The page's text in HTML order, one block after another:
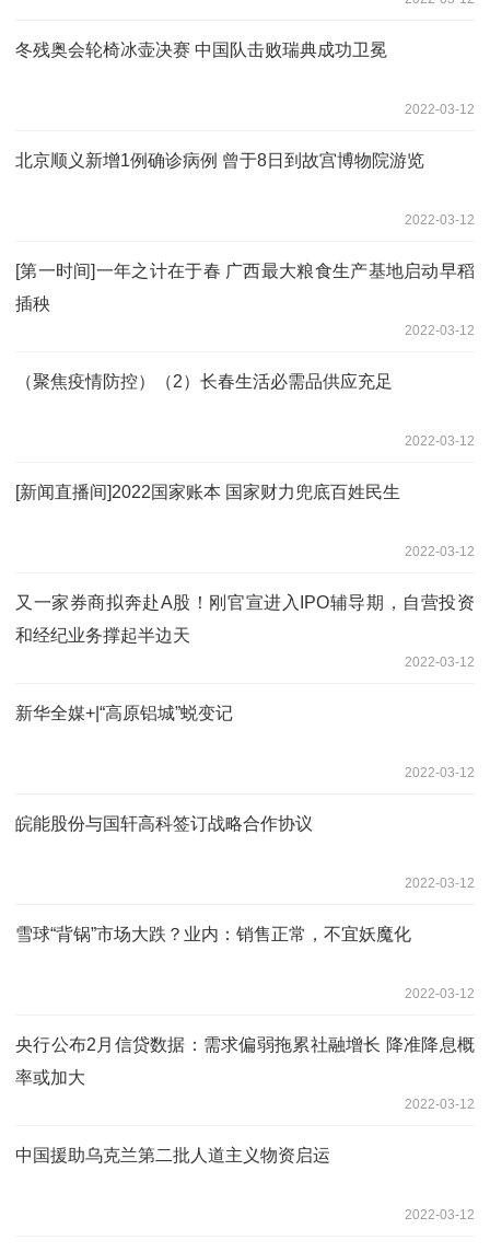
冬残奥会轮椅冰壶决赛 中国队击败瑞典成功卫冕
2022-03-12
北京顺义新增1例确诊病例 曾于8日到故宫博物院游览
2022-03-12
[第一时间]一年之计在于春 广西最大粮食生产基地启动早稻
插秧
2022-03-12
（聚焦疫情防控）（2）长春生活必需品供应充足
2022-03-12
[新闻直播间]2022国家账本 国家财力兜底百姓民生
2022-03-12
又一家券商拟奔赴A股！刚官宣进入IPO辅导期，自营投资
和经纪业务撑起半边天
2022-03-12
新华全媒+|“高原铝城”蜕变记
2022-03-12
皖能股份与国轩高科签订战略合作协议
2022-03-12
雪球“背锅”市场大跌？业内：销售正常，不宜妖魔化
2022-03-12
央行公布2月信贷数据：需求偏弱拖累社融增长 降准降息概
率或加大
2022-03-12
中国援助乌克兰第二批人道主义物资启运
2022-03-12